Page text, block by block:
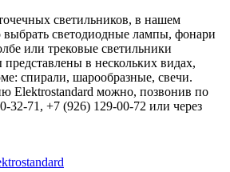
светильников, в нашем
выбрать светодиодные лампы, фонари
или трековые светильники
в нескольких видах,
спирали, шарообразные, свечи.
Elektrostandard можно, позвонив по
32-71, +7 (926) 129-00-72 или через